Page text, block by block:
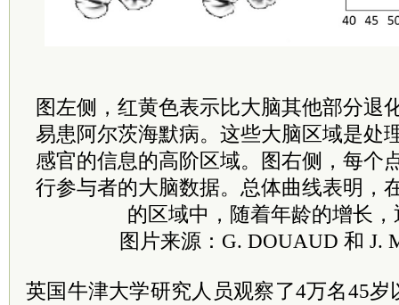
图左侧，红黄色表示比大脑其他部分退
易患阿尔茨海默病。这些大脑区域是处
感官的信息的高阶区域。图右侧，每个
行参与者的大脑数据。总体曲线表明，
的区域中，随着年龄的增长
图片来源：G. DOUAUD 和 J.
英国牛津大学研究人员观察了4万名45